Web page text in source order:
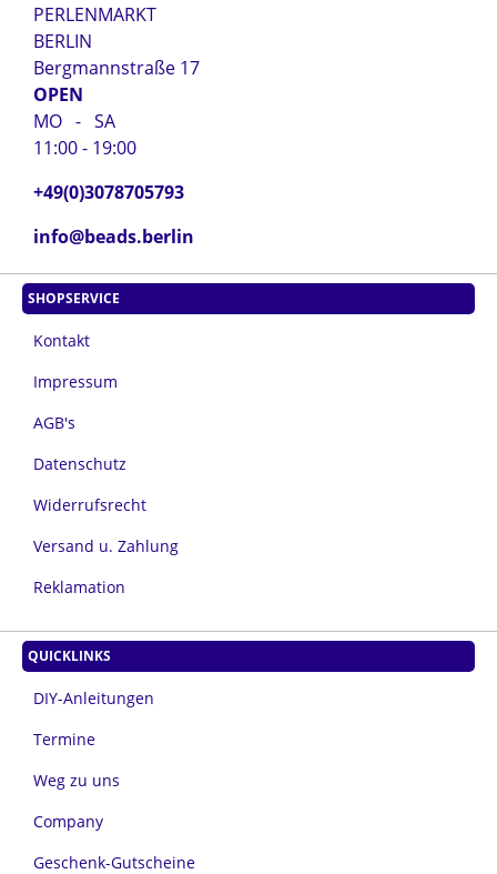
PERLENMARKT
BERLIN
Bergmannstraße 17
OPEN
MO - SA
11:00 - 19:00
+49(0)3078705793
info@beads.berlin
SHOPSERVICE
Kontakt
Impressum
AGB's
Datenschutz
Widerrufsrecht
Versand u. Zahlung
Reklamation
QUICKLINKS
DIY-Anleitungen
Termine
Weg zu uns
Company
Geschenk-Gutscheine